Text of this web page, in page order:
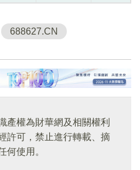
688627.CN
產權為財華網及相關權利
許可，禁止進行轉載、摘
何使用。